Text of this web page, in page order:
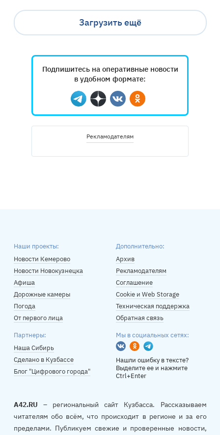
Загрузить ещё
Подпишитесь на оперативные новости
в удобном формате:
Telegram
ДзенВконтактеОдноклассники
Рекламодателям
Наши проекты:
Новости Кемерово
Новости Новокузнецка
Афиша
Дорожные камеры
Погода
От первого лица
Дополнительно:
Архив
Рекламодателям
Соглашение
Cookie и Web Storage
Техническая поддержка
Обратная связь
Партнеры:
Наша Сибирь
Сделано в Кузбассе
Блог "Цифрового города"
Мы в социальных сетях:
Вконтакте
Одноклассники
Telegram
Нашли ошибку в тексте?
Выделите ее и нажмите
Ctrl+Enter
A42.RU – региональный сайт Кузбасса. Рассказываем
читателям обо всём, что происходит в регионе и за его
пределами. Публикуем свежие и проверенные новости,